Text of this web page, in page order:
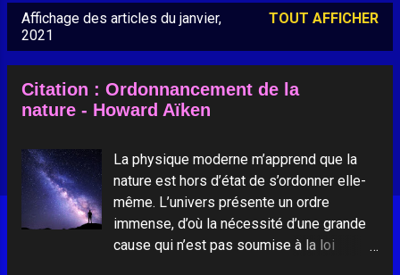
r
Affichage des articles du janvier,
2021
TOUT AFFICHER
Citation : Ordonnancement de la
nature - Howard Aïken
La physique moderne m’apprend que la
nature est hors d’état de s’ordonner elle-
même. L’univers présente un ordre
immense, d’où la nécessité d’une grande
cause qui n’est pas soumise à la loi